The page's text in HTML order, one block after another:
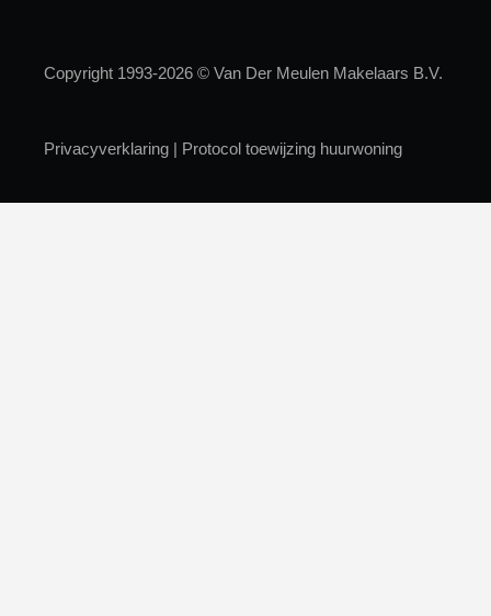
Copyright 1993-2026 © Van Der Meulen Makelaars B.V.
Privacyverklaring | Protocol toewijzing huurwoning